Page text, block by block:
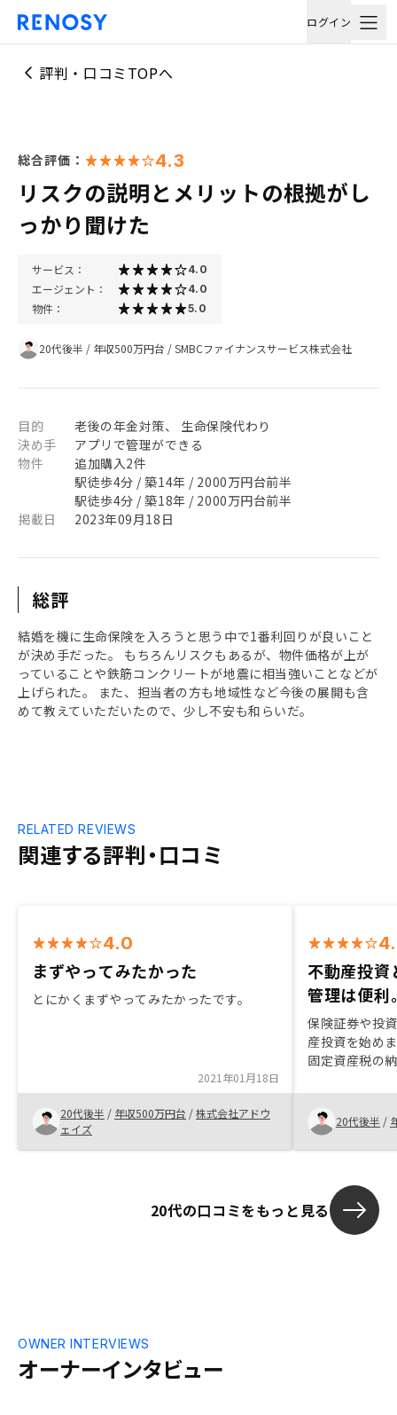
ログイン
評判・口コミTOPへ
総合評価： 4.3
リスクの説明とメリットの根拠がし
っかり聞けた
サービス： 4.0
エージェント： 4.0
物件： 5.0
20代後半 / 年収500万円台 /SMBCファイナンスサービス株式会社
目的
老後の年金対策、 生命保険代わり
決め手
アプリで管理ができる
物件
追加購入2件
駅徒歩4分 / 築14年 / 2000万円台前半
駅徒歩4分 / 築18年 / 2000万円台前半
掲載日
2023年09月18日
総評
結婚を機に生命保険を入ろうと思う中で1番利回りが良いこと
が決め手だった。 もちろんリスクもあるが、物件価格が上が
っていることや鉄筋コンクリートが地震に相当強いことなどが
上げられた。 また、担当者の方も地域性など今後の展開も含
めて教えていただいたので、少し不安も和らいだ。
関連する評判・口コミ
RELATED REVIEWS
4.0
まずやってみたかった
とにかくまずやってみたかったです。
2021年01月18日
20代後半 / 年収500万円台 /株式会社アドウ
ェイズ
不動産投資
管理は便利
保険証券や投
産投資を始め
固定資産税の
ーについては
部屋持ってい
で、キャッシ
不満ですが、
20代後半 /
20代の口コミをもっと見る
オーナーインタビュー
OWNER INTERVIEWS